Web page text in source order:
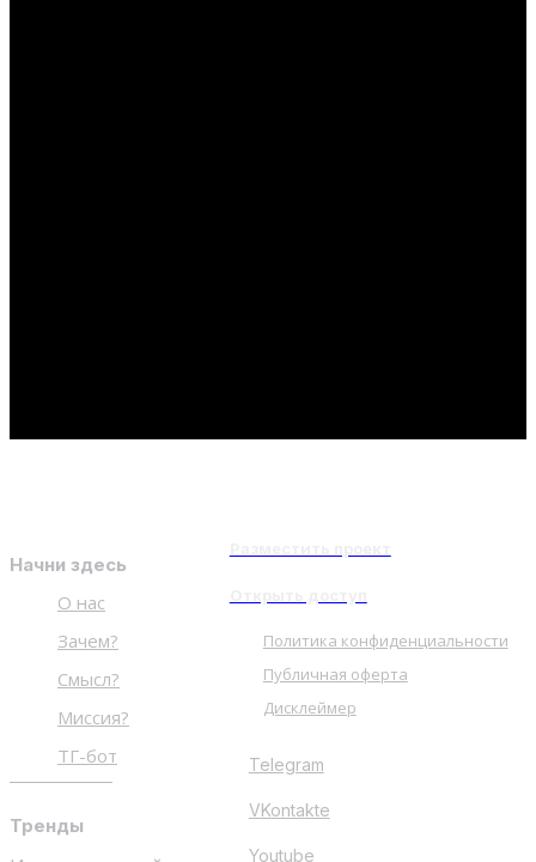
Начни здесь
О нас
Зачем?
Смысл?
Миссия?
ТГ-бот
Тренды
Политика конфиденциальности
Публичная оферта
Дисклеймер
Telegram
VKontakte
Youtube